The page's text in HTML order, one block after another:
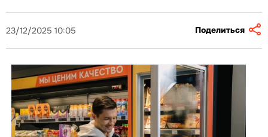
23/12/2025 10:05 Поделиться